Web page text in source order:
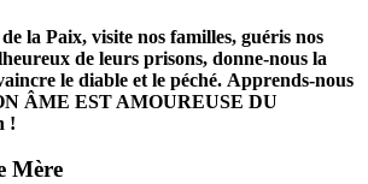
la Paix, visite nos familles, guéris nos
de leurs prisons, donne-nous la
le diable et le péché. Apprends-nous
ÂME EST AMOUREUSE DU
!
Mère